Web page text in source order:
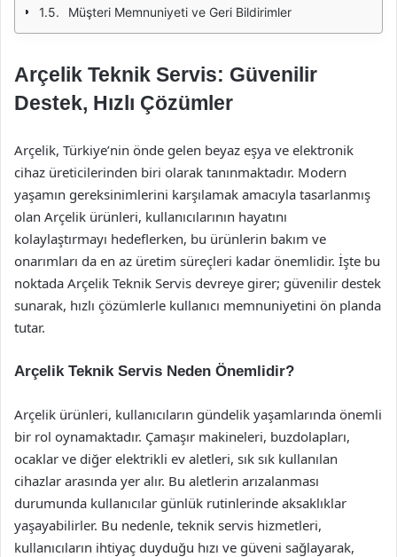
Müşteri Memnuniyeti ve Geri Bildirimler
Arçelik Teknik Servis: Güvenilir
Destek, Hızlı Çözümler
Arçelik, Türkiye’nin önde gelen beyaz eşya ve elektronik
cihaz üreticilerinden biri olarak tanınmaktadır. Modern
yaşamın gereksinimlerini karşılamak amacıyla tasarlanmış
olan Arçelik ürünleri, kullanıcılarının hayatını
kolaylaştırmayı hedeflerken, bu ürünlerin bakım ve
onarımları da en az üretim süreçleri kadar önemlidir. İşte bu
noktada Arçelik Teknik Servis devreye girer; güvenilir destek
sunarak, hızlı çözümlerle kullanıcı memnuniyetini ön planda
tutar.
Arçelik Teknik Servis Neden Önemlidir?
Arçelik ürünleri, kullanıcıların gündelik yaşamlarında önemli
bir rol oynamaktadır. Çamaşır makineleri, buzdolapları,
ocaklar ve diğer elektrikli ev aletleri, sık sık kullanılan
cihazlar arasında yer alır. Bu aletlerin arızalanması
durumunda kullanıcılar günlük rutinlerinde aksaklıklar
yaşayabilirler. Bu nedenle, teknik servis hizmetleri,
kullanıcıların ihtiyaç duyduğu hızı ve güveni sağlayarak,